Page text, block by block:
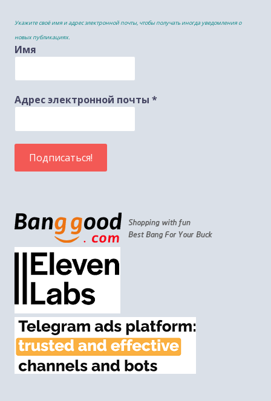
Укажите своё имя и адрес электронной почты, чтобы получать иногда уведомления о
новых публикациях.
Имя
Адрес электронной почты *